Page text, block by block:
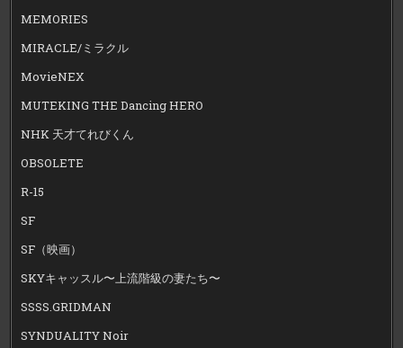
MEMORIES
MIRACLE/ミラクル
MovieNEX
MUTEKING THE Dancing HERO
NHK 天才てれびくん
OBSOLETE
R-15
SF
SF（映画）
SKYキャッスル〜上流階級の妻たち〜
SSSS.GRIDMAN
SYNDUALITY Noir